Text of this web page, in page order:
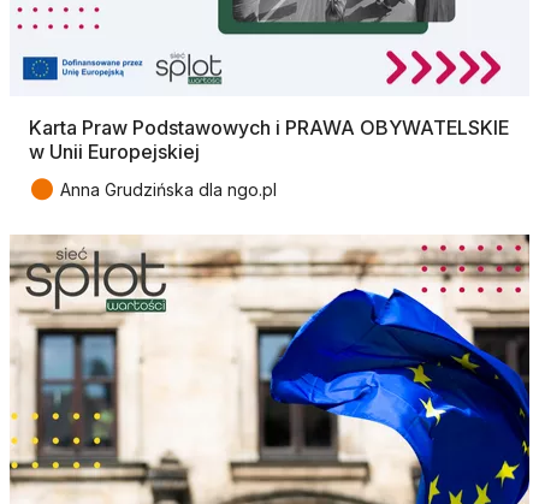
Karta Praw Podstawowych i PRAWA OBYWATELSKIE
w Unii Europejskiej
● Anna Grudzińska dla ngo.pl